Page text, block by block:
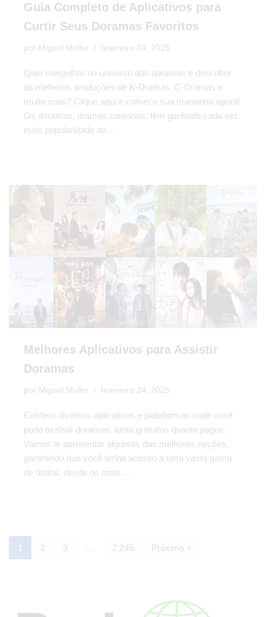
Guia Completo de Aplicativos para
Curtir Seus Doramas Favoritos
por Miguel Muller fevereiro 24, 2025
Quer mergulhar no universo dos doramas e descobrir
as melhores produções de K-Dramas, C-Dramas e
muito mais? Clique aqui e comece sua maratona agora!
Os doramas, dramas coreanos, têm ganhado cada vez
mais popularidade ao…
Melhores Aplicativos para Assistir
Doramas
por Miguel Muller fevereiro 24, 2025
Existem diversos aplicativos e plataformas onde você
pode assistir doramas, tanto gratuitos quanto pagos.
Vamos te apresentar algumas das melhores opções,
garantindo que você tenha acesso a uma vasta gama
de títulos, desde os mais…
1 2 3 … 2.245 Próximo »